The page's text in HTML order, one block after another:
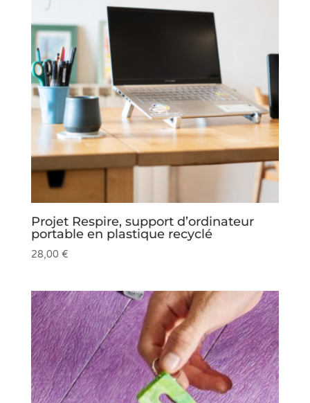
Projet Respire, support d’ordinateur
portable en plastique recyclé
28,00 €